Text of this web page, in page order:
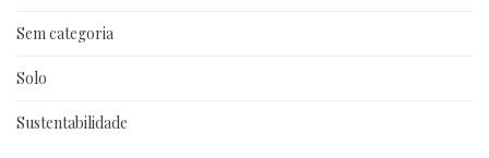
Sem categoria
Solo
Sustentabilidade